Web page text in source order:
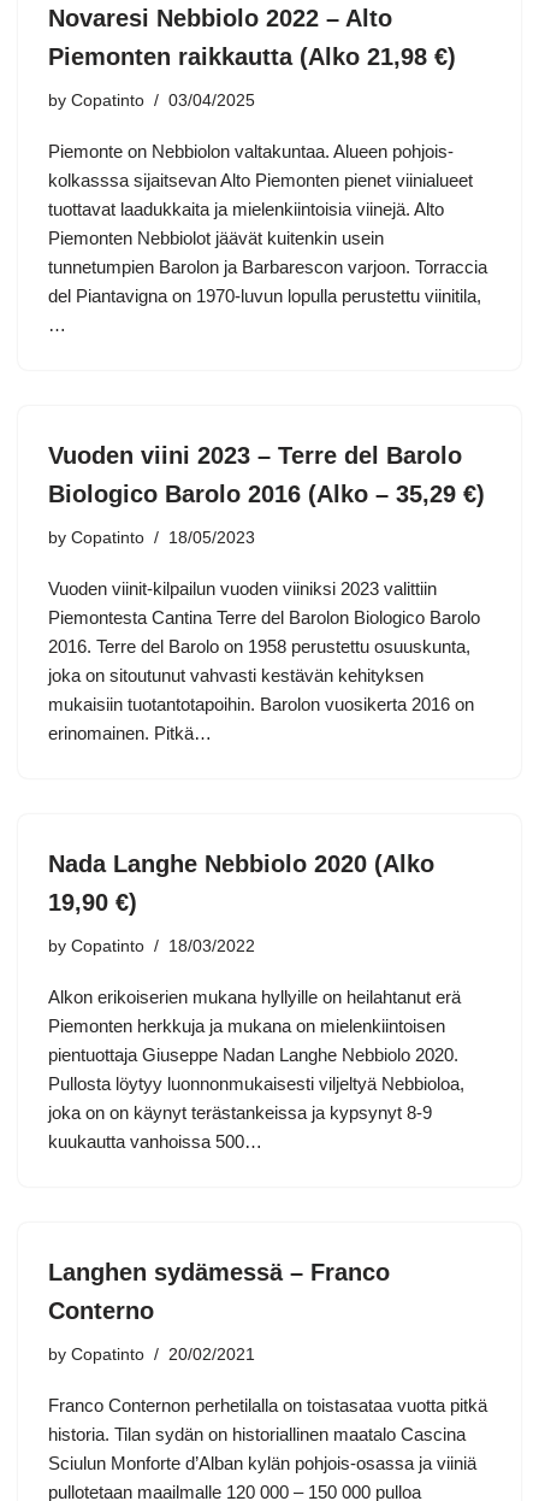
Novaresi Nebbiolo 2022 – Alto
Piemonten raikkautta (Alko 21,98 €)
by Copatinto 03/04/2025
Piemonte on Nebbiolon valtakuntaa. Alueen pohjois-
kolkasssa sijaitsevan Alto Piemonten pienet viinialueet
tuottavat laadukkaita ja mielenkiintoisia viinejä. Alto
Piemonten Nebbiolot jäävät kuitenkin usein
tunnetumpien Barolon ja Barbarescon varjoon. Torraccia
del Piantavigna on 1970-luvun lopulla perustettu viinitila,
…
Vuoden viini 2023 – Terre del Barolo
Biologico Barolo 2016 (Alko – 35,29 €)
by Copatinto 18/05/2023
Vuoden viinit-kilpailun vuoden viiniksi 2023 valittiin
Piemontesta Cantina Terre del Barolon Biologico Barolo
2016. Terre del Barolo on 1958 perustettu osuuskunta,
joka on sitoutunut vahvasti kestävän kehityksen
mukaisiin tuotantotapoihin. Barolon vuosikerta 2016 on
erinomainen. Pitkä…
Nada Langhe Nebbiolo 2020 (Alko
19,90 €)
by Copatinto 18/03/2022
Alkon erikoiserien mukana hyllyille on heilahtanut erä
Piemonten herkkuja ja mukana on mielenkiintoisen
pientuottaja Giuseppe Nadan Langhe Nebbiolo 2020.
Pullosta löytyy luonnonmukaisesti viljeltyä Nebbioloa,
joka on on käynyt terästankeissa ja kypsynyt 8-9
kuukautta vanhoissa 500…
Langhen sydämessä – Franco
Conterno
by Copatinto 20/02/2021
Franco Conternon perhetilalla on toistasataa vuotta pitkä
historia. Tilan sydän on historiallinen maatalo Cascina
Sciulun Monforte d’Alban kylän pohjois-osassa ja viiniä
pullotetaan maailmalle 120 000 – 150 000 pulloa